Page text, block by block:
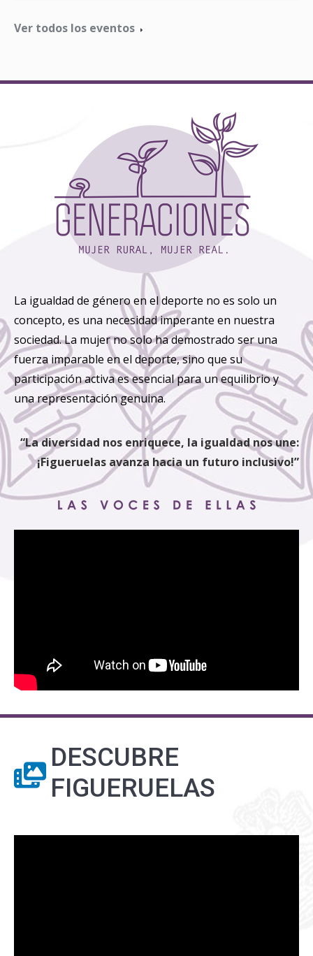
Ver todos los eventos
La igualdad de género en el deporte no es solo un
concepto, es una necesidad imperante en nuestra
sociedad. La mujer no solo ha demostrado ser una
fuerza imparable en el deporte, sino que su
participación activa es esencial para un equilibrio y
una representación genuina.
“La diversidad nos enriquece, la igualdad nos une:
¡Figueruelas avanza hacia un futuro inclusivo!”
DESCUBRE
FIGUERUELAS